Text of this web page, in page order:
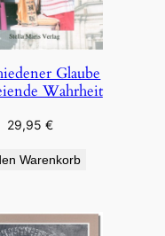
Glaube
Wahrheit
29,95€
Warenkorb